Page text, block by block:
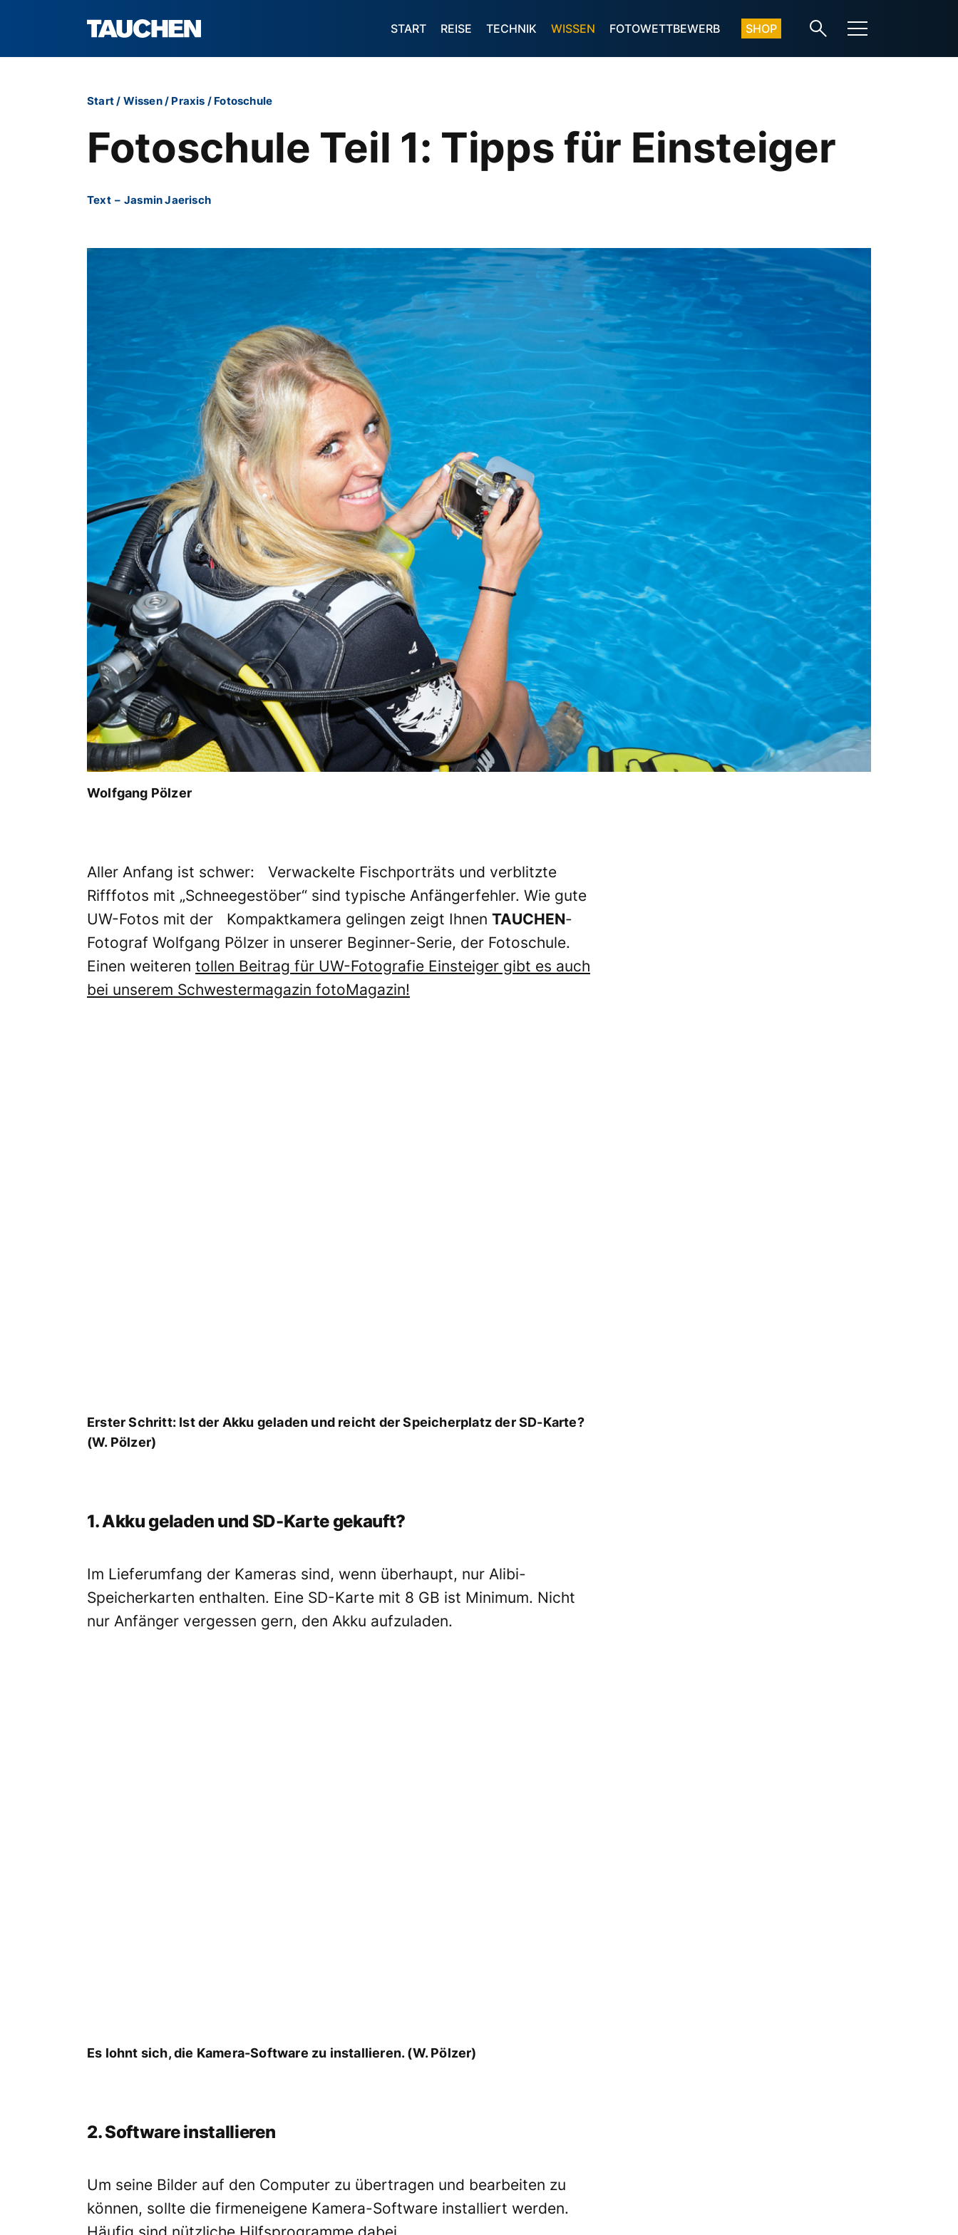
START REISE TECHNIK WISSEN FOTOWETTBEWERB SHOP
Start/ Wissen/ Praxis / Fotoschule
Fotoschule Teil 1: Tipps für Einsteiger
Text – Jasmin Jaerisch
Wolfgang Pölzer
Aller Anfang ist schwer: Verwackelte Fischporträts und verblitzte
Rifffotos mit „Schneegestöber“ sind typische Anfängerfehler. Wie gute
UW-Fotos mit der Kompaktkamera gelingen zeigt Ihnen TAUCHEN-
Fotograf Wolfgang Pölzer in unserer Beginner-Serie, der Fotoschule.
Einen weiteren tollen Beitrag für UW-Fotografie Einsteiger gibt es auch
bei unserem Schwestermagazin fotoMagazin!
Erster Schritt: Ist der Akku geladen und reicht der Speicherplatz der SD-Karte?
(W. Pölzer)
1. Akku geladen und SD-Karte gekauft?
Im Lieferumfang der Kameras sind, wenn überhaupt, nur Alibi-
Speicherkarten enthalten. Eine SD-Karte mit 8 GB ist Minimum. Nicht
nur Anfänger vergessen gern, den Akku aufzuladen.